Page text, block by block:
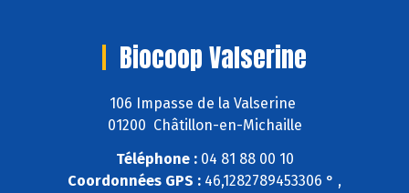
Biocoop Valserine
106 Impasse de la Valserine
01200 Châtillon-en-Michaille
Téléphone :04 81 88 00 10
Coordonnées GPS : 46,1282789453306 ° ,